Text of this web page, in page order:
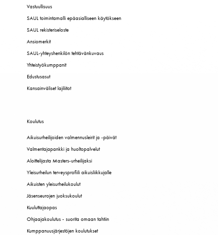
Vastuullisuus
SAUL toimintamalli epäasialliseen käytökseen
SAUL rekisteriseloste
Ansiomerkit
SAUL-yhteyshenkilön tehtävänkuvaus
Yhteistyökumppanit
Edustusasut
Kansainväliset lajiliitot
Koulutus
Aikuisurheilijoiden valmennusleirit ja -päivät
Valmentajapankki ja huoltopalvelut
Aloittelijasta Masters-urheilijaksi
Yleisurheilun terveysprofiili aikuisliikkujalle
Aikuisten yleisurheilukoulut
Jäsenseurojen juoksukoulut
Kuuluttajaopas
Ohjaajakoulutus - suorita omaan tahtiin
Kumppanuusjärjestöjen koulutukset